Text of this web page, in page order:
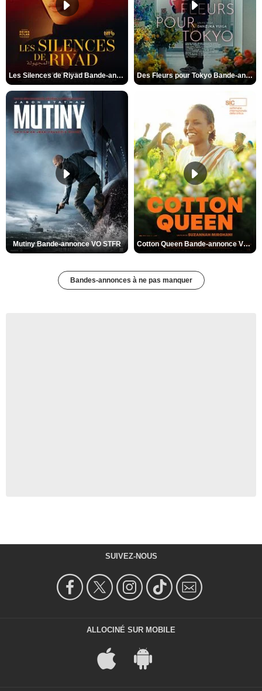
Les Silences de Riyad Bande-annonce VO STFR Des Fleurs pour Tokyo Bande-annonce VO STFR
Mutiny Bande-annonce VO STFR Cotton Queen Bande-annonce VO STFR
Bandes-annonces à ne pas manquer
SUIVEZ-NOUS
ALLOCINÉ SUR MOBILE